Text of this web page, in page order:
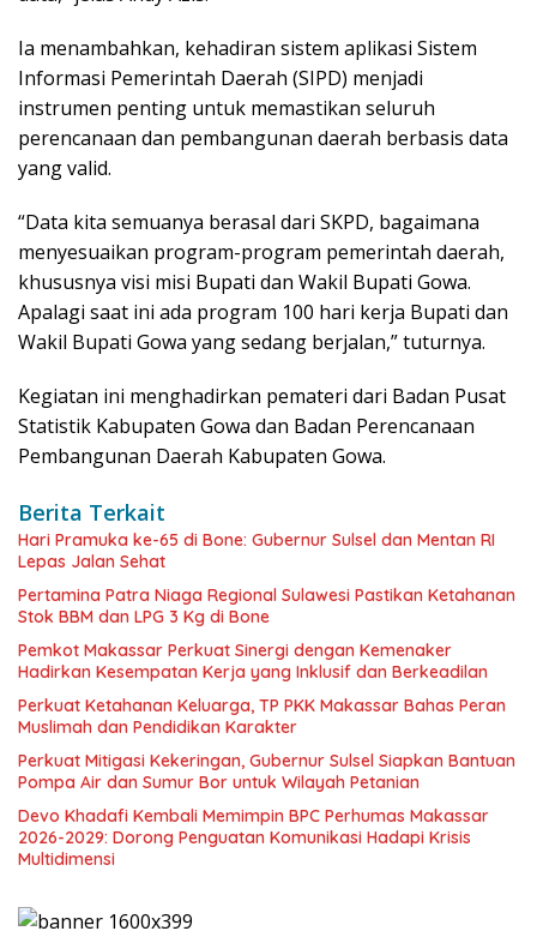
Ia menambahkan, kehadiran sistem aplikasi Sistem
Informasi Pemerintah Daerah (SIPD) menjadi
instrumen penting untuk memastikan seluruh
perencanaan dan pembangunan daerah berbasis data
yang valid.
“Data kita semuanya berasal dari SKPD, bagaimana
menyesuaikan program-program pemerintah daerah,
khususnya visi misi Bupati dan Wakil Bupati Gowa.
Apalagi saat ini ada program 100 hari kerja Bupati dan
Wakil Bupati Gowa yang sedang berjalan,” tuturnya.
Kegiatan ini menghadirkan pemateri dari Badan Pusat
Statistik Kabupaten Gowa dan Badan Perencanaan
Pembangunan Daerah Kabupaten Gowa.
Berita Terkait
Hari Pramuka ke-65 di Bone: Gubernur Sulsel dan Mentan RI
Lepas Jalan Sehat
Pertamina Patra Niaga Regional Sulawesi Pastikan Ketahanan
Stok BBM dan LPG 3 Kg di Bone
Pemkot Makassar Perkuat Sinergi dengan Kemenaker
Hadirkan Kesempatan Kerja yang Inklusif dan Berkeadilan
Perkuat Ketahanan Keluarga, TP PKK Makassar Bahas Peran
Muslimah dan Pendidikan Karakter
Perkuat Mitigasi Kekeringan, Gubernur Sulsel Siapkan Bantuan
Pompa Air dan Sumur Bor untuk Wilayah Petanian
Devo Khadafi Kembali Memimpin BPC Perhumas Makassar
2026-2029: Dorong Penguatan Komunikasi Hadapi Krisis
Multidimensi